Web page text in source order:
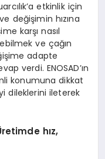
etkinlik için
değişimin hızına
karşı nasıl
ve çağın
adapte
verdi. ENOSAD’ın
konumuna dikkat
dileklerini ileterek
retimde hız,